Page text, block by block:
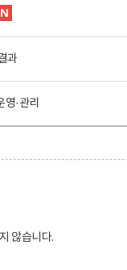
과
·관리
않습니다.